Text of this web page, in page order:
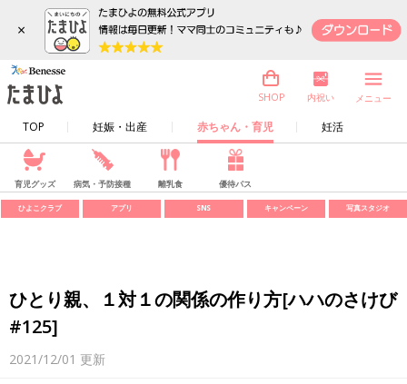
×
TOP 妊娠・出産 赤ちゃん・育児 妊活
SHOP 内祝い メニュー
育児グッズ 病気・予防接種 離乳食 優待パス
ひよこクラブ アプリ SNS キャンペーン 写真スタジオ
ひとり親、１対１の関係の作り方[ハハのさけび
#125]
2021/12/01 更新